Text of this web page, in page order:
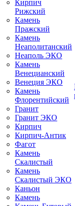
Кирпич
Рижский
Камень
Пражский
Камень
Неаполитанский
Неаполь ЭКО
Камень
Венецианский
Венеция ЭКО
Камень
Флорентийский
Гранит
Гранит ЭКО
Кирпич
Кирпич-Антик
Фагот
Камень
Скалистый
Камень
Скалистый ЭКО
Каньон
Камень